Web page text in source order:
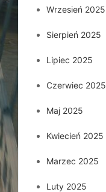
Wrzesień 2025
Sierpień 2025
Lipiec 2025
Czerwiec 2025
Maj 2025
Kwiecień 2025
Marzec 2025
Luty 2025